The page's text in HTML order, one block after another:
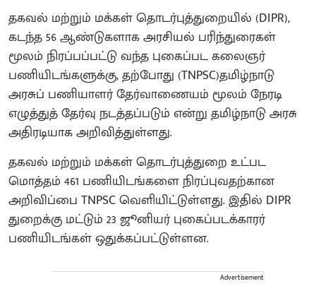
தகவல் மற்றும் மக்கள் தொடர்புத்துறையில் (DIPR),
கடந்த 56 ஆண்டுகளாக அரசியல் பரிந்துரைகள்
மூலம் நிரப்பப்பட்டு வந்த புகைப்பட கலைஞர்
பணியிடங்களுக்கு, தற்போது (TNPSC)தமிழ்நாடு
அரசுப் பணியாளர் தேர்வாணையம் மூலம் நேரடி
எழுத்துத் தேர்வு நடத்தப்படும் என்று தமிழ்நாடு அரசு
அதிரடியாக அறிவித்துள்ளது.
தகவல் மற்றும் மக்கள் தொடர்புத்துறை உட்பட
மொத்தம் 461 பணியிடங்களை நிரப்புவதற்கான
அறிவிப்பை TNPSC வெளியிட்டுள்ளது. இதில் DIPR
துறைக்கு மட்டும் 23 ஜூனியர் புகைப்படக்காரர்
பணியிடங்கள் ஒதுக்கப்பட்டுள்ளன.
Advertisement